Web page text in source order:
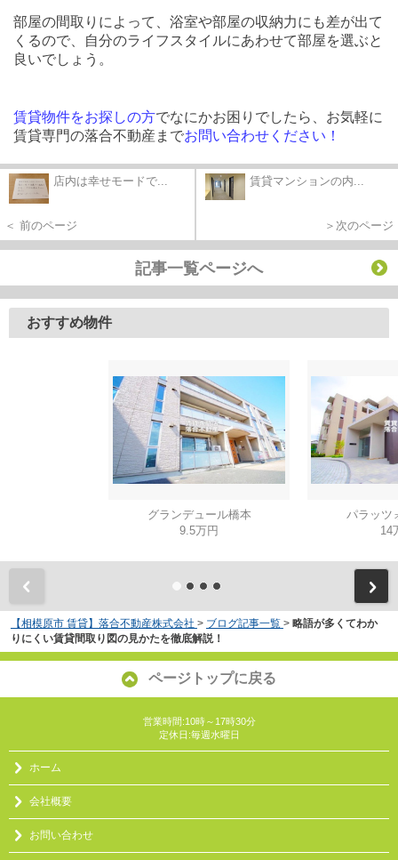
部屋の間取りによって、浴室や部屋の収納力にも差が出て
くるので、自分のライフスタイルにあわせて部屋を選ぶと
良いでしょう。
賃貸物件をお探しの方でなにかお困りでしたら、お気軽に
賃貸専門の落合不動産までお問い合わせください！
店内は幸せモードで...
＜ 前のページ
賃貸マンションの内...
＞次のページ
記事一覧ページへ
おすすめ物件
グランデュール橋本
9.5万円
パラッ
14
【相模原市 賃貸】落合不動産株式会社 > ブログ記事一覧 > 略語が多くてわか
りにくい賃貸間取り図の見かたを徹底解説！
ページトップに戻る
営業時間:10時～17時30分
定休日:毎週水曜日
ホーム
会社概要
お問い合わせ